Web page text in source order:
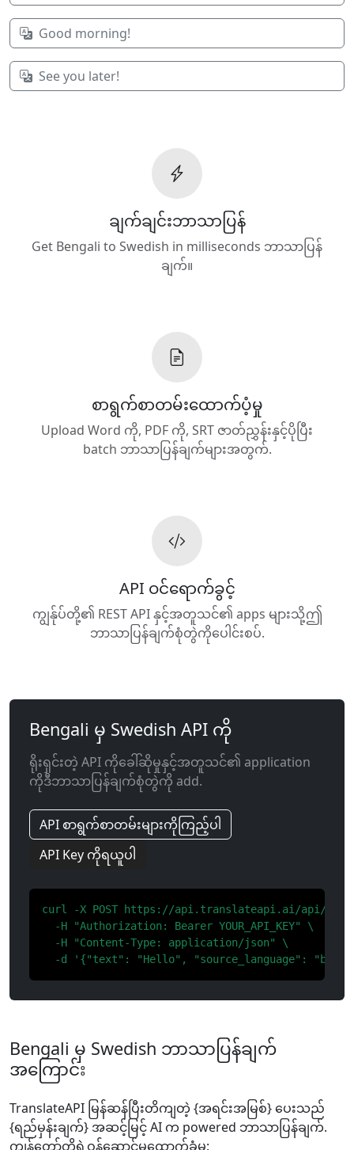
Good morning!
See you later!
ချက်ချင်းဘာသာပြန်
Get Bengali to Swedish in milliseconds ဘာသာပြန်
ချက်။
စာရွက်စာတမ်းထောက်ပံ့မှု
Upload Word ကို, PDF ကို, SRT ဇာတ်ညွှန်းနှင့်ပိုပြီး
batch ဘာသာပြန်ချက်များအတွက်.
API ဝင်ရောက်ခွင့်
ကျွန်ုပ်တို့၏ REST API နှင့်အတူသင်၏ apps များသို့ဤ
ဘာသာပြန်ချက်စုံတွဲကိုပေါင်းစပ်.
Bengali မှ Swedish API ကို
ရိုးရှင်းတဲ့ API ကိုခေါ်ဆိုမှုနှင့်အတူသင်၏ application
ကိုဒီဘာသာပြန်ချက်စုံတွဲကို add.
API စာရွက်စာတမ်းများကိုကြည့်ပါ
API Key ကိုရယူပါ
curl -X POST https://api.translateapi.ai/api/v1/
  -H "Authorization: Bearer YOUR_API_KEY" \
  -H "Content-Type: application/json" \
-d '{"text": "Hello", "source_language": "bn",
Bengali မှ Swedish ဘာသာပြန်ချက်
အကြောင်း
TranslateAPI မြန်ဆန်ပြီးတိကျတဲ့ {အရင်းအမြစ်} ပေးသည်
{ရည်မှန်းချက်} အဆင့်မြင့် AI က powered ဘာသာပြန်ချက်.
ကျွန်တော်တို့ရဲ့ဝန်ဆောင်မှုထောက်ခံမှု: